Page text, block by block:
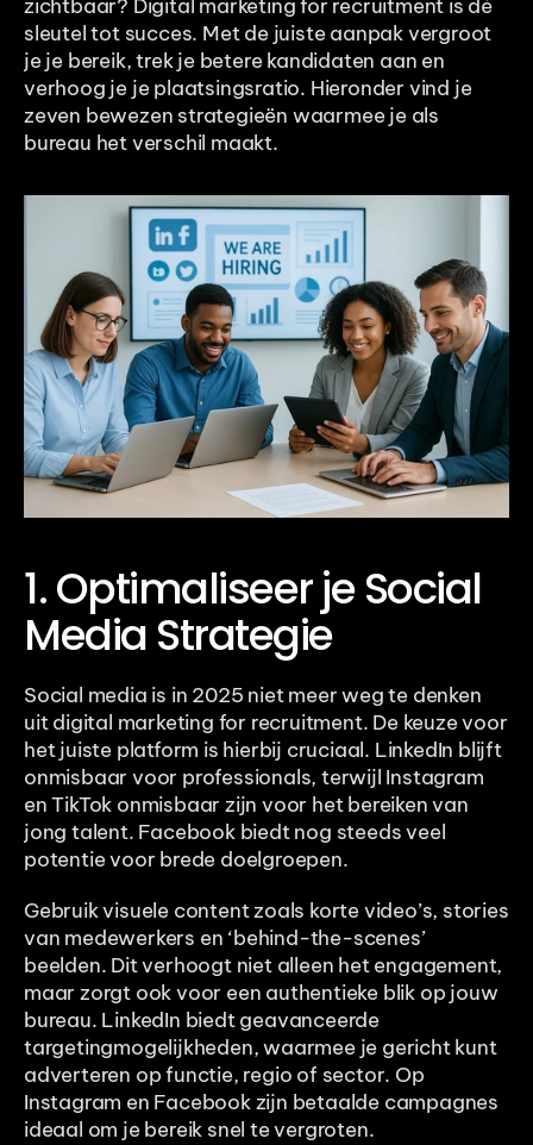
zichtbaar? Digital marketing for recruitment is dé
sleutel tot succes. Met de juiste aanpak vergroot
je je bereik, trek je betere kandidaten aan en
verhoog je je plaatsingsratio. Hieronder vind je
zeven bewezen strategieën waarmee je als
bureau het verschil maakt.
1. Optimaliseer je Social
Media Strategie
Social media is in 2025 niet meer weg te denken
uit digital marketing for recruitment. De keuze voor
het juiste platform is hierbij cruciaal. LinkedIn blijft
onmisbaar voor professionals, terwijl Instagram
en TikTok onmisbaar zijn voor het bereiken van
jong talent. Facebook biedt nog steeds veel
potentie voor brede doelgroepen.
Gebruik visuele content zoals korte video’s, stories
van medewerkers en ‘behind-the-scenes’
beelden. Dit verhoogt niet alleen het engagement,
maar zorgt ook voor een authentieke blik op jouw
bureau. LinkedIn biedt geavanceerde
targetingmogelijkheden, waarmee je gericht kunt
adverteren op functie, regio of sector. Op
Instagram en Facebook zijn betaalde campagnes
ideaal om je bereik snel te vergroten.